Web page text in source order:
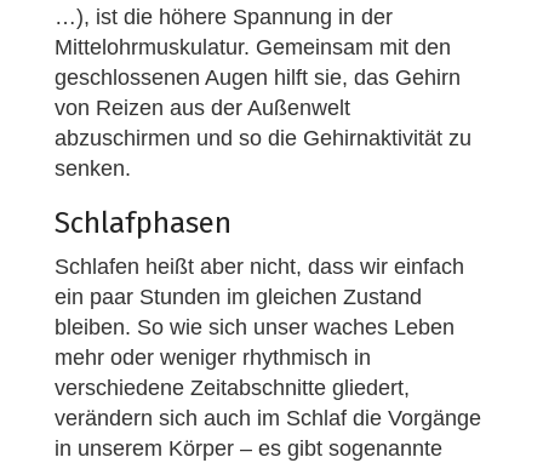
…), ist die höhere Spannung in der
Mittelohrmuskulatur. Gemeinsam mit den
geschlossenen Augen hilft sie, das Gehirn
von Reizen aus der Außenwelt
abzuschirmen und so die Gehirnaktivität zu
senken.
Schlafphasen
Schlafen heißt aber nicht, dass wir einfach
ein paar Stunden im gleichen Zustand
bleiben. So wie sich unser waches Leben
mehr oder weniger rhythmisch in
verschiedene Zeitabschnitte gliedert,
verändern sich auch im Schlaf die Vorgänge
in unserem Körper – es gibt sogenannte